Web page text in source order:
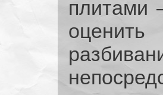
плитами